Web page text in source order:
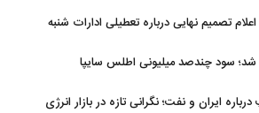
اعلام تصمیم نهایی درباره تعطیلی ادارات شنبه
شد؛ سود چندصد میلیونی اطلس سایپا
ایران و نفت؛ نگرانی تازه در بازار انرژی